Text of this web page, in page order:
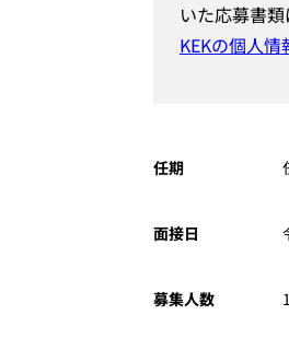
いた応募書
KEKの個人
任期
面接日
募集人数